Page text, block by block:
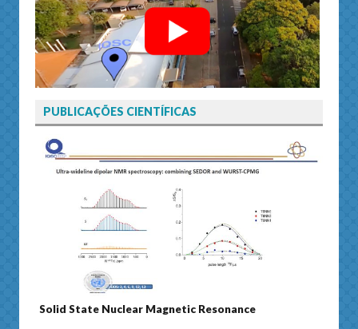
PUBLICAÇÕES CIENTÍFICAS
State Nuclear Magnetic Resonance